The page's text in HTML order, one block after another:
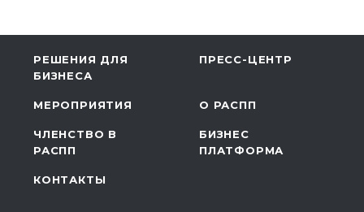
РЕШЕНИЯ ДЛЯ
БИЗНЕСА
ПРЕСС-ЦЕНТР
МЕРОПРИЯТИЯ О РАСПП
ЧЛЕНСТВО В
РАСПП
БИЗНЕС
ПЛАТФОРМА
КОНТАКТЫ